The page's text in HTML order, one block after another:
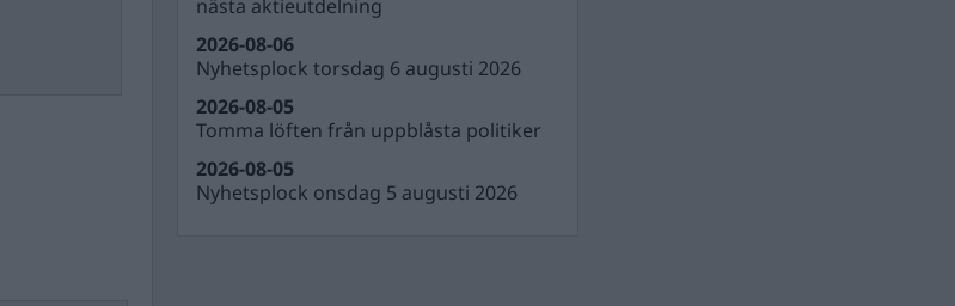
nästa aktieutdelning
Nyhetsplock torsdag 6 augusti 2026
2026-08-06
Tomma löften från uppblåsta politiker
2026-08-05
Nyhetsplock onsdag 5 augusti 2026
2026-08-05